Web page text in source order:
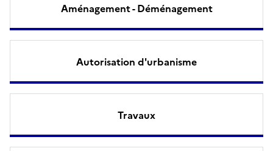
Aménagement - Déménagement
Autorisation d'urbanisme
Travaux